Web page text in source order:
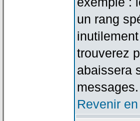
un rang
trouverez
abaissera
messages.
Revenir